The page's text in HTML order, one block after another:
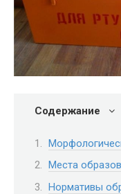
Содержание
Места
Нормативы